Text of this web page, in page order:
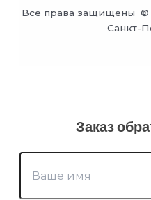
Все права защищены ©
Санкт-
Заказ